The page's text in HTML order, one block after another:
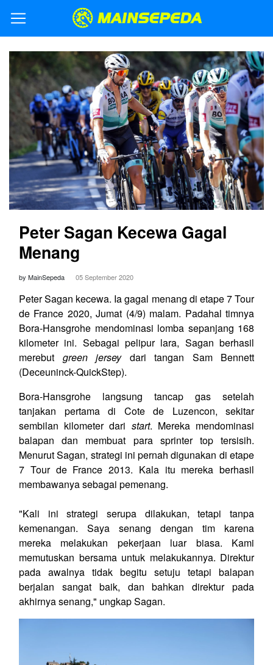
Peter Sagan Kecewa Gagal
Menang
by MainSepeda 05 September 2020
Peter Sagan kecewa. Ia gagal menang di etape 7 Tour
de France 2020, Jumat (4/9) malam. Padahal timnya
Bora-Hansgrohe mendominasi lomba sepanjang 168
kilometer ini. Sebagai pelipur lara, Sagan berhasil
merebut green jerseydari tangan Sam Bennett
(Deceuninck-QuickStep).
Bora-Hansgrohe langsung tancap gas setelah
tanjakan pertama di Cote de Luzencon, sekitar
sembilan kilometer dari start. Mereka mendominasi
balapan dan membuat para sprinter top tersisih.
Menurut Sagan, strategi ini pernah digunakan di etape
7 Tour de France 2013. Kala itu mereka berhasil
membawanya sebagai pemenang.
"Kali ini strategi serupa dilakukan, tetapi tanpa
kemenangan. Saya senang dengan tim karena
mereka melakukan pekerjaan luar biasa. Kami
memutuskan bersama untuk melakukannya. Direktur
pada awalnya tidak begitu setuju tetapi balapan
berjalan sangat baik, dan bahkan direktur pada
akhirnya senang," ungkap Sagan.